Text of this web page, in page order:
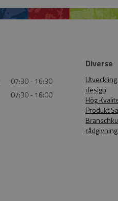
07:30 - 16:30
07:30 - 16:00
Diverse
design
Hög
Produkt
rådgivning